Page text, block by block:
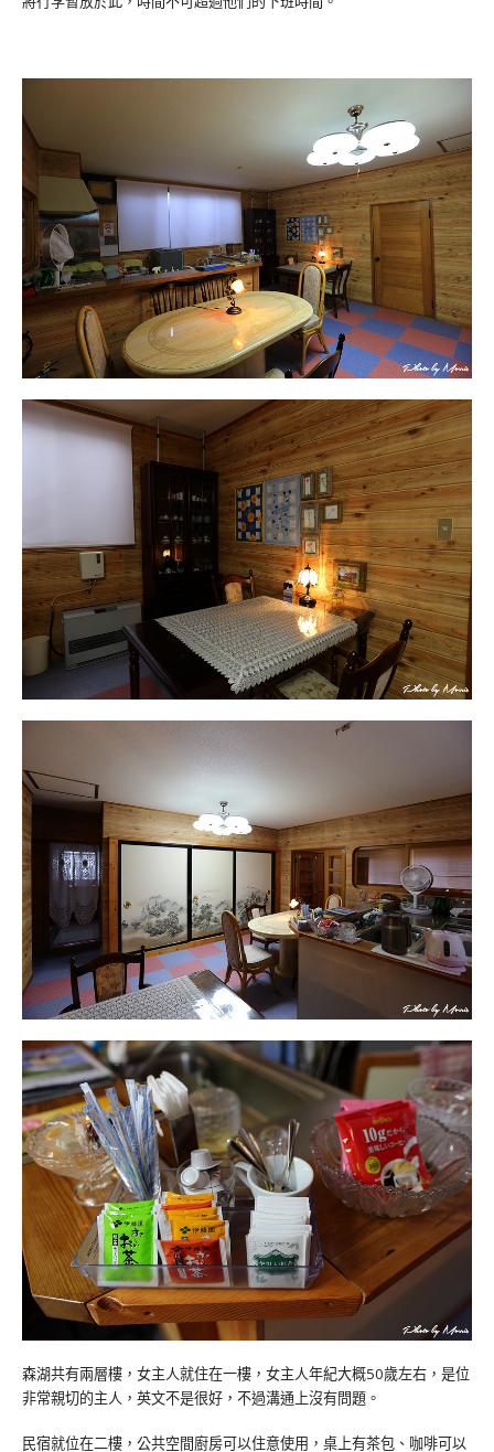
森湖共有兩層樓，女主人就住在一樓，女主人年紀大概50歲左右，是位
非常親切的主人，英文不是很好，不過溝通上沒有問題。
民宿就位在二樓，公共空間廚房可以住意使用，桌上有茶包、咖啡可以